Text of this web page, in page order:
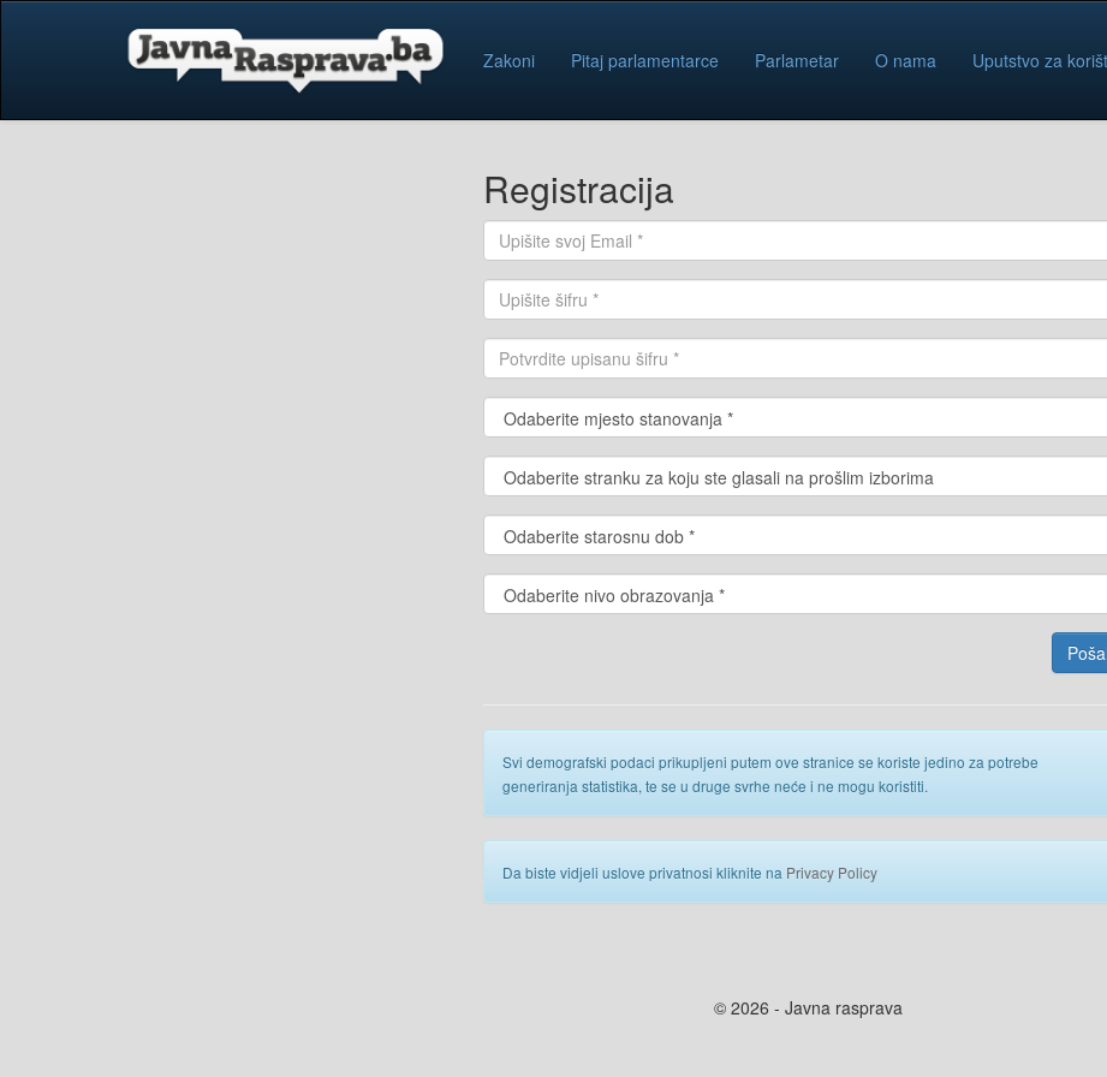
Zakoni Pitaj parlamentarce Parlametar O nama Uputstvo za
Registracija
Svi demografski podaci prikupljeni putem ove stranice se koriste jedino za potrebe
generiranja statistika, te se u druge svrhe neće i ne mogu koristiti.
Da biste vidjeli uslove privatnosi kliknite na Privacy Policy
© 2026 - Javna rasprava